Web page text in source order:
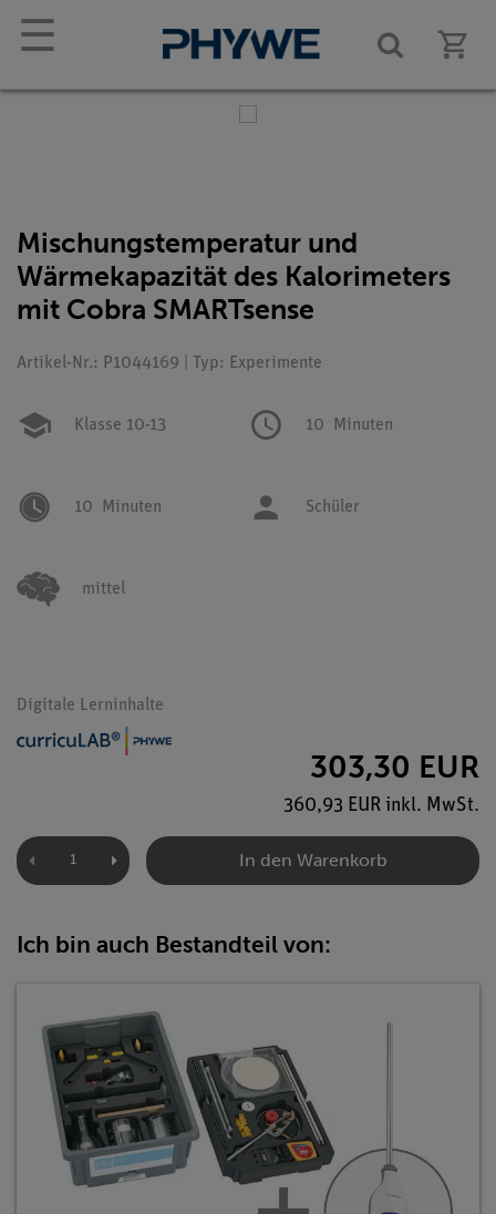
☰
Mischungstemperatur und
Wärmekapazität des Kalorimeters
mit Cobra SMARTsense
Artikel-Nr.: P1044169 | Typ: Experimente
Klasse 10-13 10 Minuten
10 Minuten Schüler
mittel
Digitale Lerninhalte
303,30 EUR
360,93 EUR inkl. MwSt.
In den Warenkorb
Ich bin auch Bestandteil von: